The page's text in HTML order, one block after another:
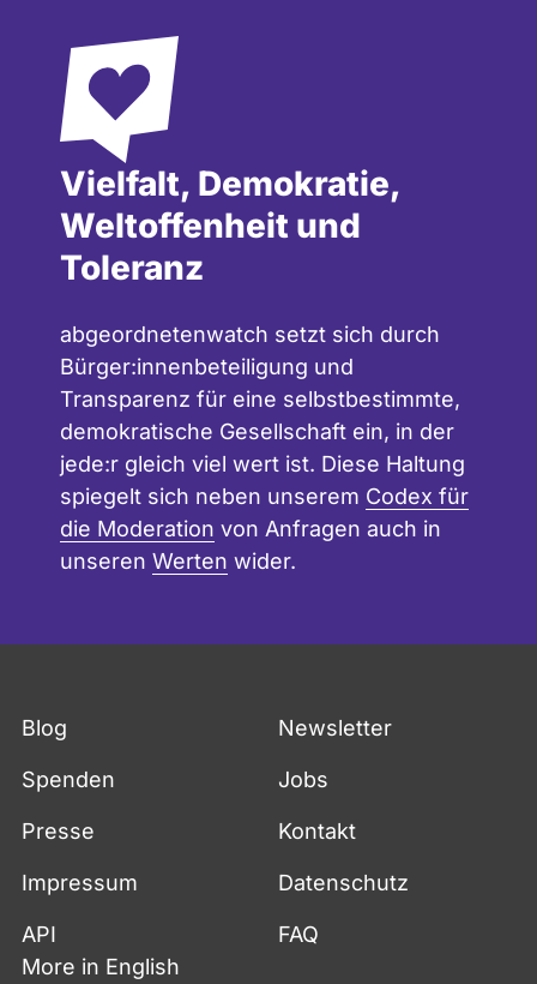
Vielfalt, Demokratie,
Weltoffenheit und
Toleranz
abgeordnetenwatch setzt sich durch
Bürger:innenbeteiligung und
Transparenz für eine selbstbestimmte,
demokratische Gesellschaft ein, in der
jede:r gleich viel wert ist. Diese Haltung
spiegelt sich neben unserem Codex für
die Moderation von Anfragen auch in
unseren Werten wider.
Blog Newsletter
Spenden Jobs
Presse Kontakt
Impressum Datenschutz
API
FAQ
More in English